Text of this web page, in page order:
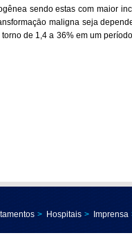
sendo estas com maior
maligna seja
de 1,4 a 36% em um
> Hospitais > Imprensa